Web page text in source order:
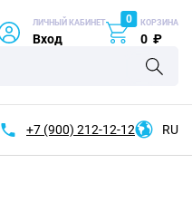
ЛИЧНЫЙ КАБИНЕТ
Вход
0 КОРЗИНА
0 ₽
+7 (900) 212-12-12 RU